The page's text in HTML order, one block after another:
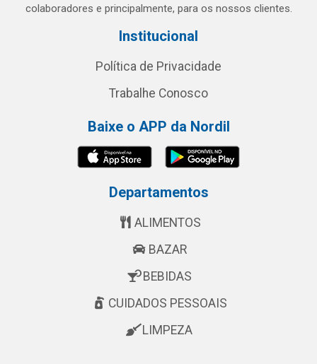
colaboradores e principalmente, para os nossos clientes.
Institucional
Política de Privacidade
Trabalhe Conosco
Baixe o APP da Nordil
Departamentos
ALIMENTOS
BAZAR
BEBIDAS
CUIDADOS PESSOAIS
LIMPEZA